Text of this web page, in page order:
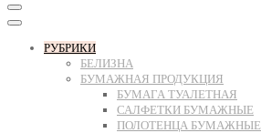
РУБРИКИ
БЕЛИЗНА
БУМАЖНАЯ ПРОДУКЦИЯ
БУМАГА ТУАЛЕТНАЯ
САЛФЕТКИ БУМАЖНЫЕ
ПОЛОТЕНЦА БУМАЖНЫЕ